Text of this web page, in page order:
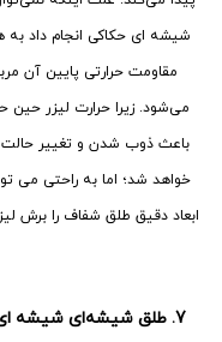
شیشه ای حکاکی انجام داد به
مقاومت حرارتی پایین آن
می‌شود. زیرا حرارت لیزر حین
باعث ذوب شدن و تغییر
خواهد شد؛ اما به راحتی می
ابعاد دقیق طلق شفاف را برش
7. طلق شیشه‌ای شیشه